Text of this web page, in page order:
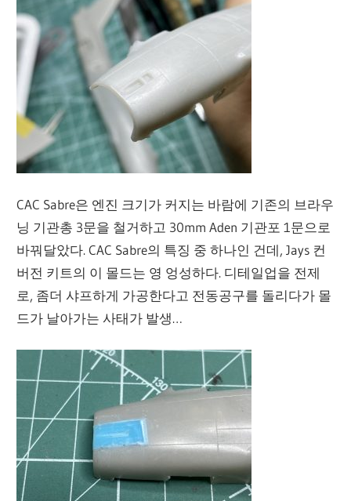
CAC Sabre은 엔진 크기가 커지는 바람에 기존의 브라우
닝 기관총 3문을 철거하고 30mm Aden 기관포 1문으로
바꿔달았다. CAC Sabre의 특징 중 하나인 건데, Jays 컨
버전 키트의 이 몰드는 영 엉성하다. 디테일업을 전제
로, 좀더 샤프하게 가공한다고 전동공구를 돌리다가 몰
드가 날아가는 사태가 발생…